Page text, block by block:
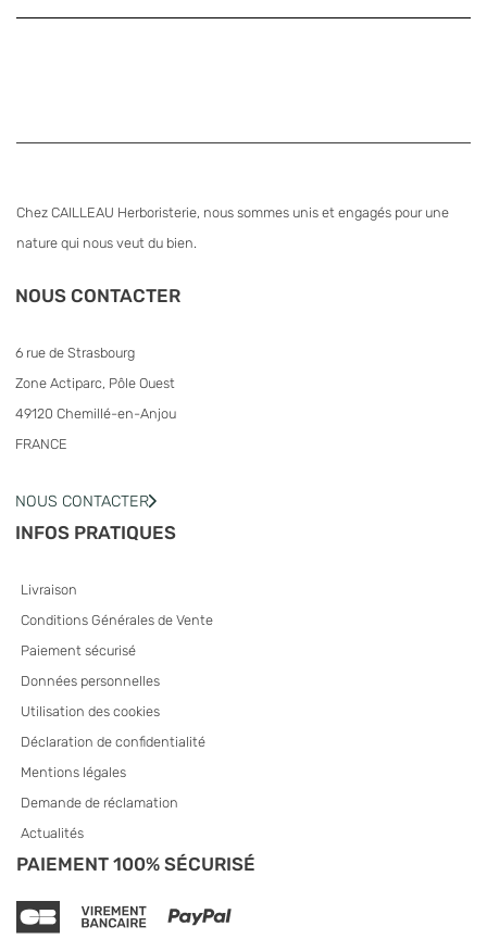
Chez CAILLEAU Herboristerie, nous sommes unis et engagés pour une
nature qui nous veut du bien.
NOUS CONTACTER
6 rue de Strasbourg
Zone Actiparc, Pôle Ouest
49120 Chemillé-en-Anjou
FRANCE
NOUS CONTACTER
INFOS PRATIQUES
Livraison
Conditions Générales de Vente
Paiement sécurisé
Données personnelles
Utilisation des cookies
Déclaration de confidentialité
Mentions légales
Demande de réclamation
Actualités
PAIEMENT 100% SÉCURISÉ